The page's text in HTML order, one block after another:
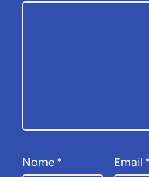
Nome * Email *